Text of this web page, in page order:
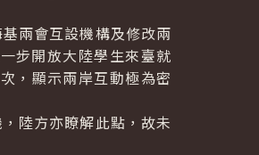
兩會互設機構及修改兩
步開放大陸學生來臺就
，顯示兩岸互動極為密
陸方亦瞭解此點，故未